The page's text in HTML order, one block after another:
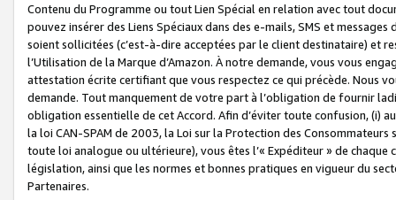
Contenu du Programme ou tout Lien Spécial en relation avec tout
pouvez insérer des Liens Spéciaux dans des e-mails, SMS et
soient sollicitées (c’est-à-dire acceptées par le client destinataire) et
l’Utilisation de la Marque d’Amazon. À notre demande, vous vous
attestation écrite certifiant que vous respectez ce qui précède. Nous
demande. Tout manquement de votre part à l’obligation de fournir
obligation essentielle de cet Accord. Afin d’éviter toute confusion, (i)
la loi CAN-SPAM de 2003, la Loi sur la Protection des
toute loi analogue ou ultérieure), vous êtes l’« Expéditeur » de
législation, ainsi que les normes et bonnes pratiques en vigueur du
Partenaires.